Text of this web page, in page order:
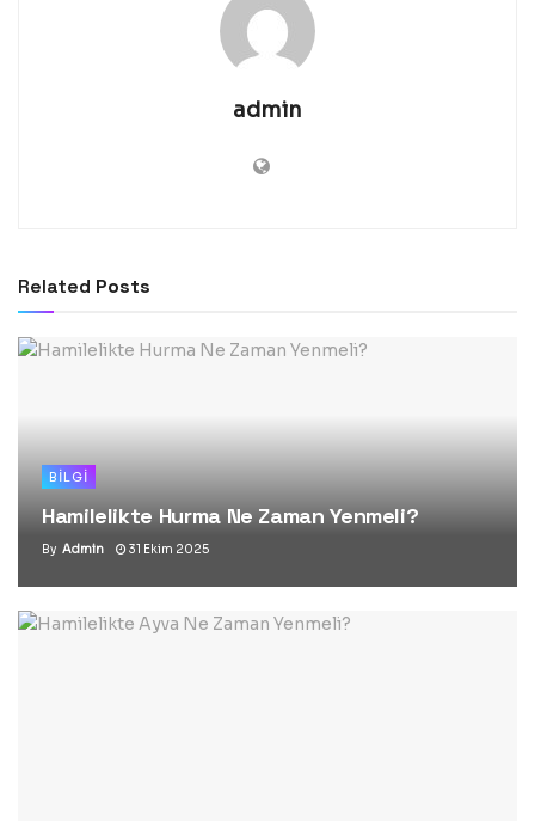
admin
Related Posts
BILGI
Hamilelikte Hurma Ne Zaman Yenmeli?
By Admin 31 Ekim 2025